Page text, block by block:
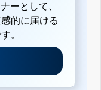
ーとして、
的に届ける
。